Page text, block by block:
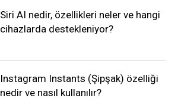
Siri AI nedir, özellikleri neler ve hangi
cihazlarda destekleniyor?
Instagram Instants (Şipşak) özelliği
nedir ve nasıl kullanılır?